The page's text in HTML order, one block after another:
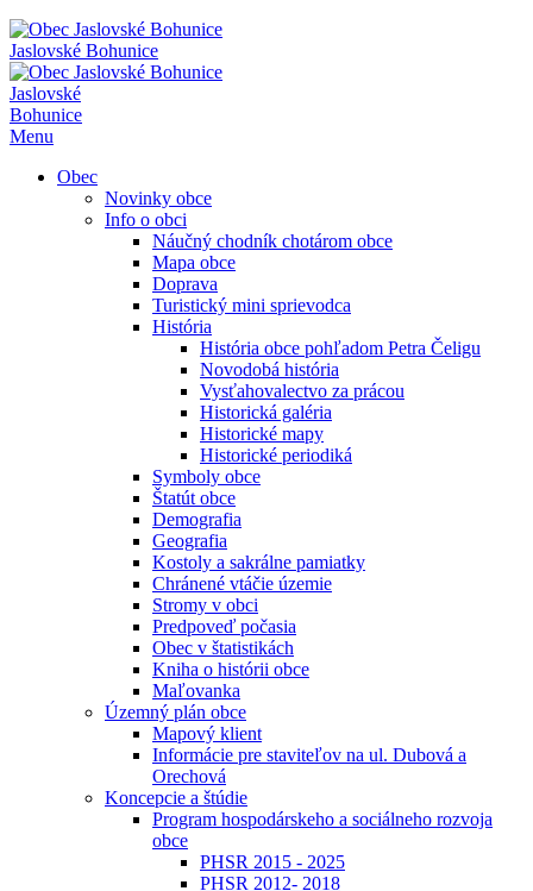
Jaslovské Bohunice
Jaslovské
Bohunice
Menu
Obec
Novinky obce
Info o obci
Náučný chodník chotárom obce
Mapa obce
Doprava
Turistický mini sprievodca
História
História obce pohľadom Petra Čeligu
Novodobá história
Vysťahovalectvo za prácou
Historická galéria
Historické mapy
Historické periodiká
Symboly obce
Štatút obce
Demografia
Geografia
Kostoly a sakrálne pamiatky
Chránené vtáčie územie
Stromy v obci
Predpoveď počasia
Obec v štatistikách
Kniha o histórii obce
Maľovanka
Územný plán obce
Mapový klient
Informácie pre staviteľov na ul. Dubová a
Orechová
Koncepcie a štúdie
Program hospodárskeho a sociálneho rozvoja
obce
PHSR 2015 - 2025
PHSR 2012- 2018